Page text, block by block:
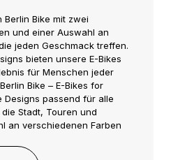
Bike mit zwei
und einer Auswahl an
jeden Geschmack treffen.
bieten unsere E-Bikes
für Menschen jeder
Bike – E-Bikes for
Designs passend für alle
Stadt, Touren und
an verschiedenen Farben